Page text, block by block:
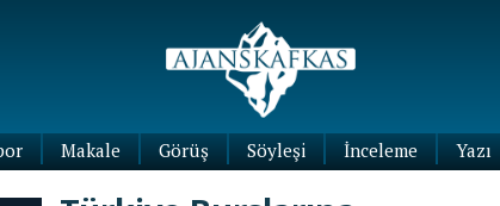
Makale Görüş Söyleşi İnceleme
Yazı